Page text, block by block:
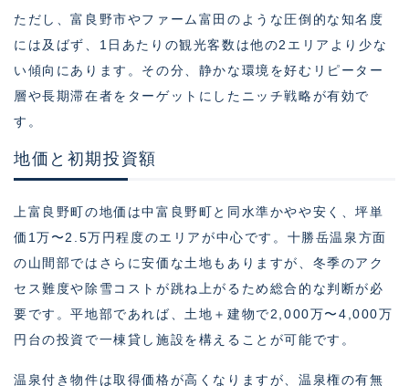
ただし、富良野市やファーム富田のような圧倒的な知名度
には及ばず、1日あたりの観光客数は他の2エリアより少な
い傾向にあります。その分、静かな環境を好むリピーター
層や長期滞在者をターゲットにしたニッチ戦略が有効で
す。
地価と初期投資額
上富良野町の地価は中富良野町と同水準かやや安く、坪単
価1万〜2.5万円程度のエリアが中心です。十勝岳温泉方面
の山間部ではさらに安価な土地もありますが、冬季のアク
セス難度や除雪コストが跳ね上がるため総合的な判断が必
要です。平地部であれば、土地＋建物で2,000万〜4,000万
円台の投資で一棟貸し施設を構えることが可能です。
温泉付き物件は取得価格が高くなりますが、温泉権の有無